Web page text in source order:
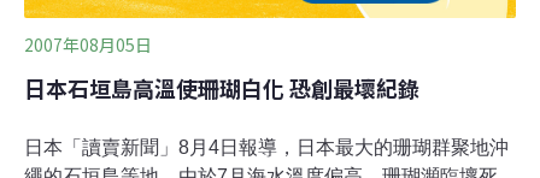
2007年08月05日
日本石垣島高溫使珊瑚白化 恐創最壞紀錄
日本「讀賣新聞」8月4日報導，日本最大的珊瑚群聚地沖